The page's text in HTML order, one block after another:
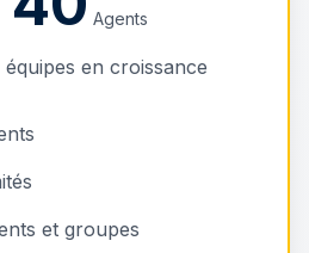
Agents
en croissance
et groupes